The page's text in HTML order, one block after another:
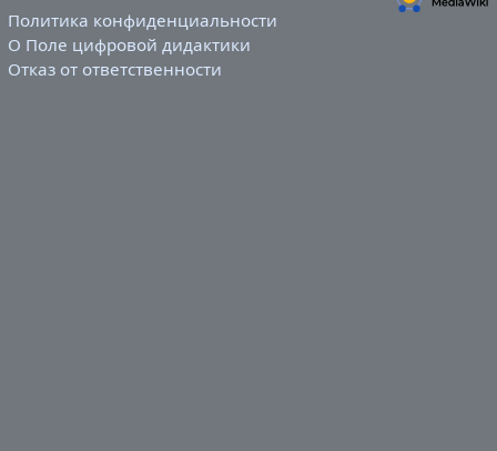
Политика конфиденциальности
О Поле цифровой дидактики
Отказ от ответственности